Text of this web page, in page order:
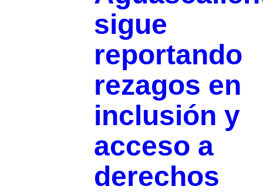
sigue
reportando
rezagos en
inclusión y
acceso a
derechos